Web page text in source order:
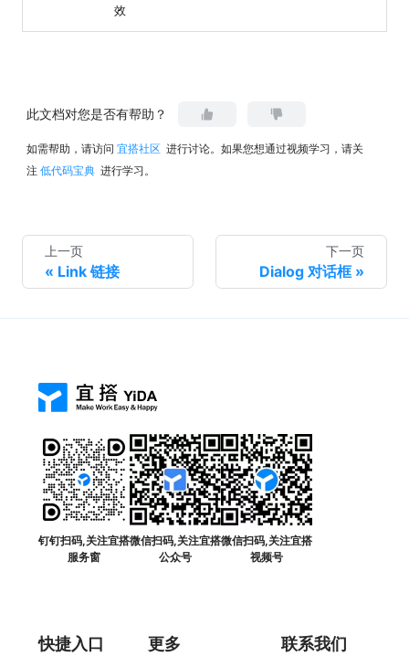
效
此文档对您是否有帮助？
如需帮助，请访问 宜搭社区 进行讨论。如果您想通过视频学习，请关
注 低代码宝典 进行学习。
上一页
Link 链接
下一页
Dialog 对话框
钉钉扫码,关注宜搭
服务窗
微信扫码,关注宜搭
公众号
微信扫码,关注宜搭
视频号
快捷入口 更多 联系我们